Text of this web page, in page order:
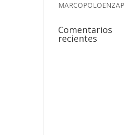
Comentarios
recientes